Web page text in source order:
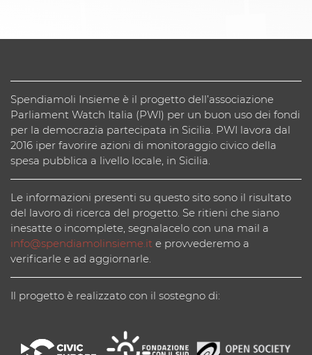
Spendiamoli Insieme è il progetto dell’associazione
Parliament Watch Italia (PWI) per un buon uso dei fondi
per la democrazia partecipata in Sicilia. PWI lavora dal
2016 iper favorire azioni di monitoraggio civico della
spesa pubblica a livello locale, in Sicilia.
Le informazioni presenti su questo sito sono il risultato
del lavoro di ricerca del progetto. Se ritieni che siano
inesatte o incomplete, segnalacelo con una mail a
info@spendiamolinsieme.it e provvederemo a
verificarle e ad aggiornarle.
Il progetto è realizzato con il sostegno di: